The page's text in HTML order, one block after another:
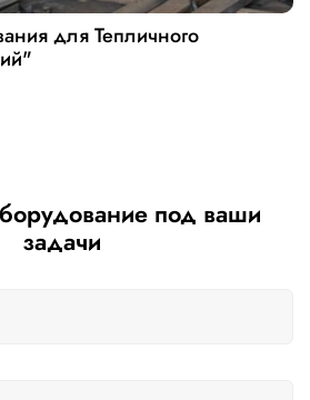
для Тепличного
под ваши
задачи